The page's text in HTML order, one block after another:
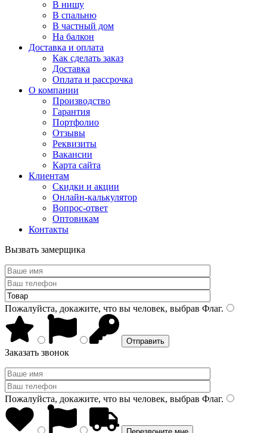
В нишу
В спальню
В частный дом
На балкон
Доставка и оплата
Как сделать заказ
Доставка
Оплата и рассрочка
О компании
Производство
Гарантия
Портфолио
Отзывы
Реквизиты
Вакансии
Карта сайта
Клиентам
Скидки и акции
Онлайн-калькулятор
Вопрос-ответ
Оптовикам
Контакты
Вызвать замерщика
Пожалуйста, докажите, что вы человек, выбрав Флаг.
Заказать звонок
Пожалуйста, докажите, что вы человек, выбрав Флаг.